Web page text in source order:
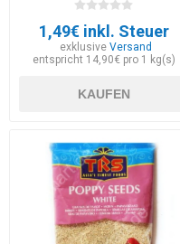
1,49€ inkl. Steuer
exklusiveVersand
entspricht 14,90€ pro 1 kg(s)
KAUFEN